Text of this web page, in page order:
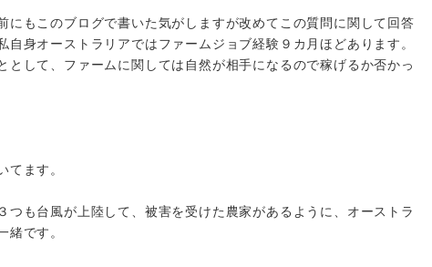
にもこのブログで書いた気がしますが改めてこの質問に関して回答
自身オーストラリアではファームジョブ経験９カ月ほどあります。
として、ファームに関しては自然が相手になるので稼げるか否かっ
てます。
つも台風が上陸して、被害を受けた農家があるように、オーストラ
緒です。